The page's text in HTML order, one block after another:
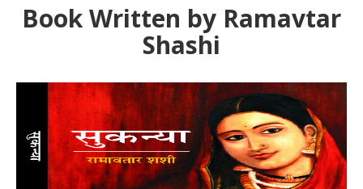
Book Written by Ramavtar
Shashi